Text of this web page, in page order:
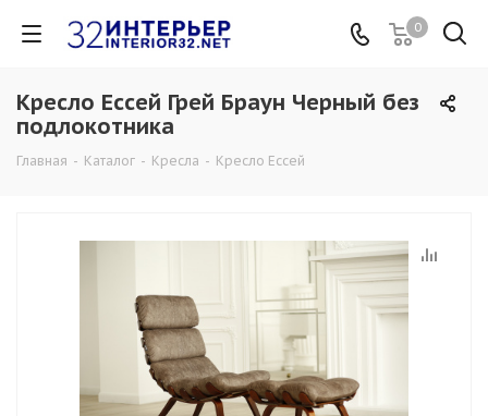
0
Кресло Ессей Грей Браун Черный без
подлокотника
Главная - Каталог - Кресла - Кресло Ессей